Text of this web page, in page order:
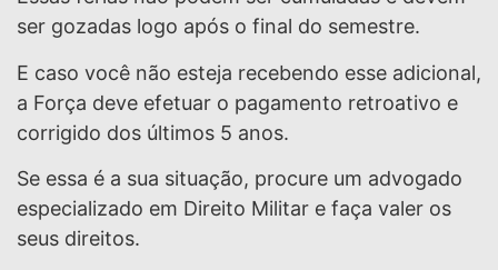
ser gozadas logo após o final do semestre.
E caso você não esteja recebendo esse adicional,
a Força deve efetuar o pagamento retroativo e
corrigido dos últimos 5 anos.
Se essa é a sua situação, procure um advogado
especializado em Direito Militar e faça valer os
seus direitos.